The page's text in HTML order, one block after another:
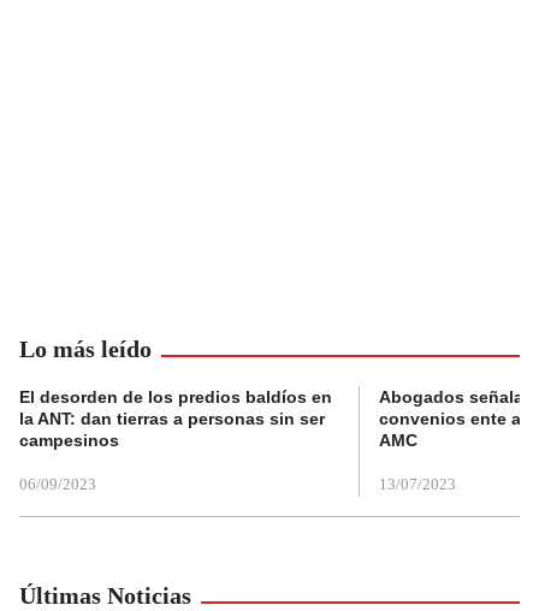
Lo más leído
El desorden de los predios baldíos en
la ANT: dan tierras a personas sin ser
campesinos
06/09/2023
Abogados
convenios ente
AMC
13/07/2023
Últimas Noticias